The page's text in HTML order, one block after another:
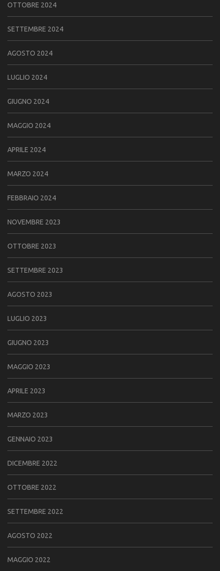
OTTOBRE 2024
SETTEMBRE 2024
AGOSTO 2024
LUGLIO 2024
GIUGNO 2024
MAGGIO 2024
APRILE 2024
MARZO 2024
FEBBRAIO 2024
NOVEMBRE 2023
OTTOBRE 2023
SETTEMBRE 2023
AGOSTO 2023
LUGLIO 2023
GIUGNO 2023
MAGGIO 2023
APRILE 2023
MARZO 2023
GENNAIO 2023
DICEMBRE 2022
OTTOBRE 2022
SETTEMBRE 2022
AGOSTO 2022
MAGGIO 2022